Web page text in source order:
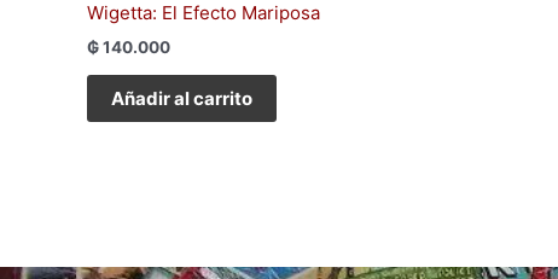
Wigetta: El Efecto Mariposa
₲140.000
Añadir al carrito